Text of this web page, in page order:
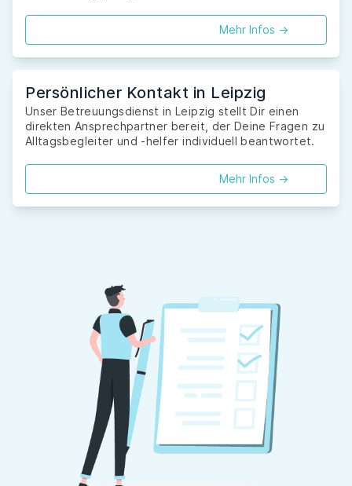
Mehr Infos ->
Persönlicher Kontakt in Leipzig
Unser Betreuungsdienst in Leipzig stellt Dir einen
direkten Ansprechpartner bereit, der Deine Fragen zu
Alltagsbegleiter und -helfer individuell beantwortet.
Mehr Infos ->